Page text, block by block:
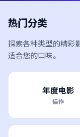
热门分类
探索各种类型的精彩
适合您的口味。
年度电影
佳作